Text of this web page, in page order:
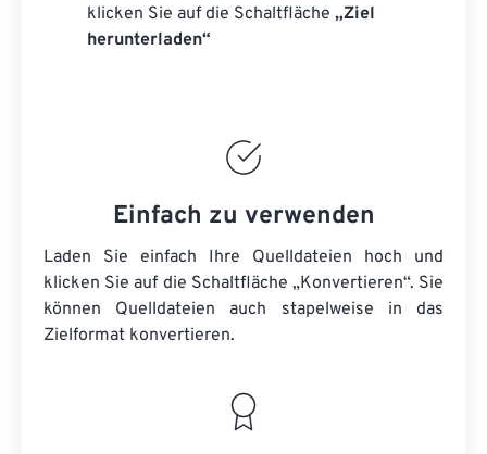
klicken Sie auf die Schaltfläche „Ziel
herunterladen“
Einfach zu verwenden
Laden Sie einfach Ihre Quelldateien hoch und
klicken Sie auf die Schaltfläche „Konvertieren“. Sie
können Quelldateien auch stapelweise in das
Zielformat konvertieren.